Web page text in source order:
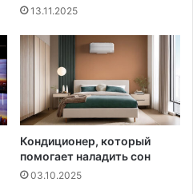
13.11.2025
Кондиционер, который
помогает наладить сон
03.10.2025